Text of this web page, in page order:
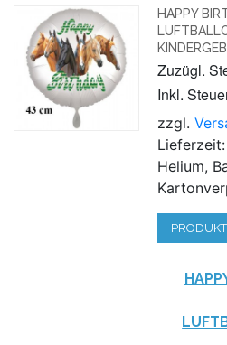
HAPPY
Zuzügl.
Inkl.
zzgl.
Helium,